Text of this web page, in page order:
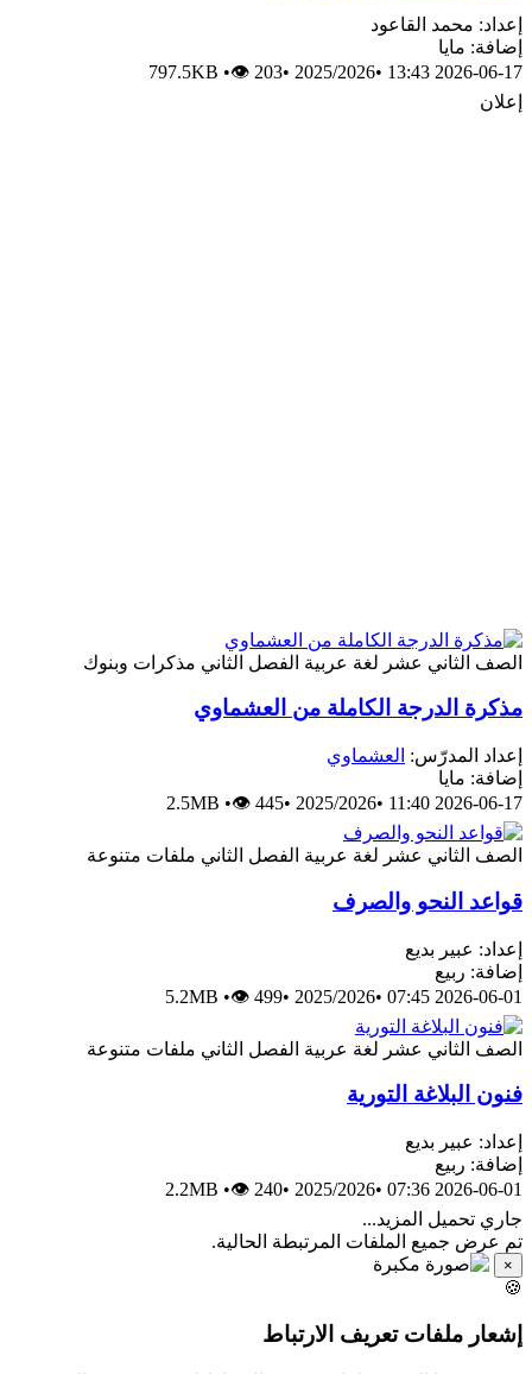
محمد القاعود
مايا
2026-06-17
•
2025/2026
•
797.5KB •👁 203
الثاني عشر لغة عربية الفصل الثاني مذكرات وبنوك
الدرجة الكاملة من العشماوي
المدرّس: العشماوي
مايا
2026-06-17
•
2025/2026
•
2.5MB •👁 445
الثاني عشر لغة عربية الفصل الثاني ملفات متنوعة
النحو والصرف
عبير بديع
ربيع
2026-06-01
•
2025/2026
•
5.2MB •👁 499
الثاني عشر لغة عربية الفصل الثاني ملفات متنوعة
البلاغة التورية
عبير بديع
ربيع
2026-06-01
•
2025/2026
•
2.2MB •👁 240
تحميل المزيد...
عرض جميع الملفات المرتبطة الحالية.
ملفات تعريف الارتباط